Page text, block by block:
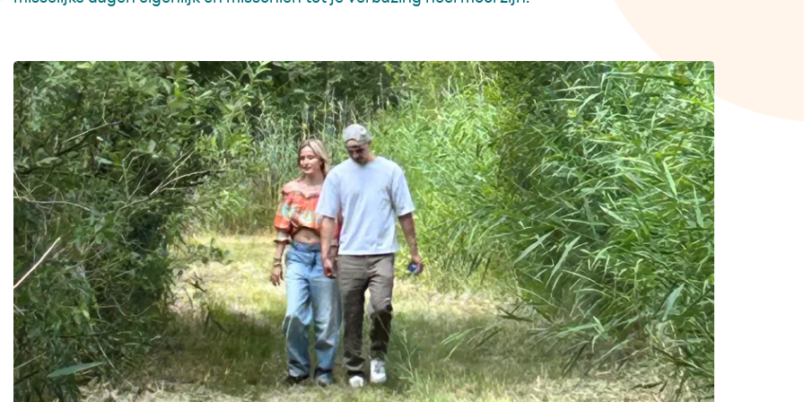
Wanneer je te maken krijgt met
in een andere wereld. Gelukkig
ben je niet alleen.
Lees verder
Complementaire zorg
Fanconi anemie
Wat is Fanconi anemie?
Afwijkingen
Diagnose
Zorg voor FA
Behandelingen bij FA
Nieuwe ontwikkelingen
Levensfasen
Leven met FA
Zorgvoorzieningen
Nieuws & evenementen
Richtlijnen &
documenten